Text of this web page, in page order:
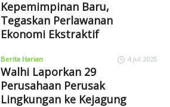
Kepemimpinan Baru,
Tegaskan Perlawanan
Ekonomi Ekstraktif
Berita Harian 4 Jul 2025
Walhi Laporkan 29
Perusahaan Perusak
Lingkungan ke Kejagung